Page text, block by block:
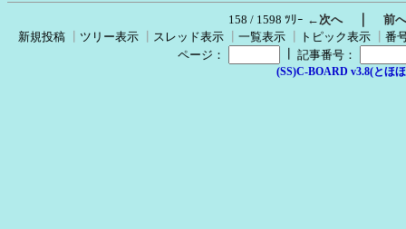
158 / 1598 ﾂﾘｰ ←次へ｜ 前
新規投稿
ツリー表示 スレッド表示 一覧表示 トピック表示
番
ページ：
記事番号：
(SS)C-BOARD v3.8(とほ